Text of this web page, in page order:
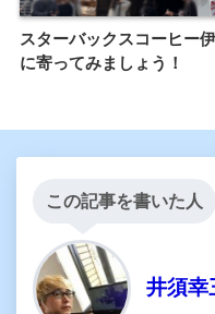
スターバックスコーヒー
に寄ってみましょう！
この記事を書いた人
井須幸